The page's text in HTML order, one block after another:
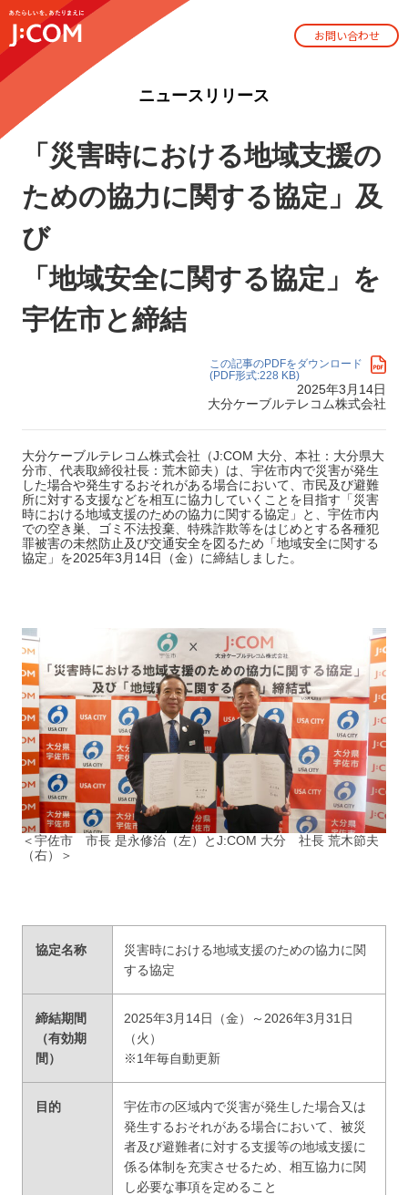
お問い合わせ
ニュースリリース
「災害時における地域支援の
ための協力に関する協定」及
び
「地域安全に関する協定」を
宇佐市と締結
この記事のPDFをダウンロード
(PDF形式:228 KB)
2025年3月14日
大分ケーブルテレコム株式会社
大分ケーブルテレコム株式会社（J:COM 大分、本社：大分県大
分市、代表取締役社長：荒木節夫）は、宇佐市内で災害が発生
した場合や発生するおそれがある場合において、市民及び避難
所に対する支援などを相互に協力していくことを目指す「災害
時における地域支援のための協力に関する協定」と、宇佐市内
での空き巣、ゴミ不法投棄、特殊詐欺等をはじめとする各種犯
罪被害の未然防止及び交通安全を図るため「地域安全に関する
協定」を2025年3月14日（金）に締結しました。
＜宇佐市 市長 是永修治（左）とJ:COM 大分 社長 荒木節夫
（右）＞
協定名称
災害時における地域支援のための協力に関
する協定
締結期間
（有効期
間）
2025年3月14日（金）～2026年3月31日
（火）
※1年毎自動更新
目的
宇佐市の区域内で災害が発生した場合又は
発生するおそれがある場合において、被災
者及び避難者に対する支援等の地域支援に
係る体制を充実させるため、相互協力に関
し必要な事項を定めること